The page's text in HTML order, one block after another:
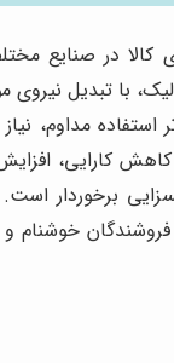
در صنایع
با تبدیل
مداوم، نیاز
کارایی،
برخوردار
خوشنام و